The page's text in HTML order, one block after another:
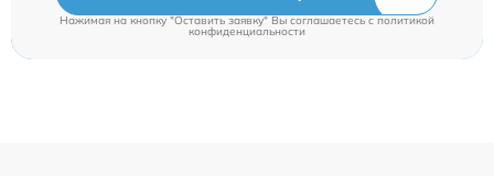
Нажимая на кнопку "Оставить заявку" Вы соглашаетесь cполитикой
конфиденциальности